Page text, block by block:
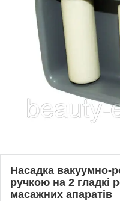
Насадка вакуумно-
ручкою на 2 гладкі
масажних апаратів